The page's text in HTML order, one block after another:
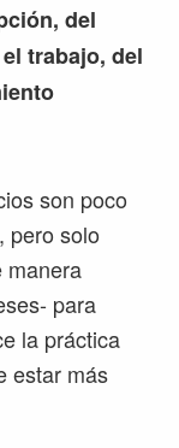
del
trabajo, del
son poco
pero solo
manera
para
la práctica
estar más